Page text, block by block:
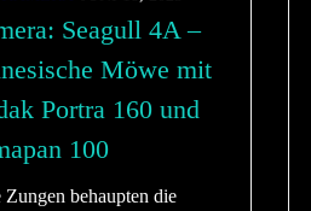
Seagull 4A –
Möwe mit
Portra 160 und
100
Zungen behaupten die